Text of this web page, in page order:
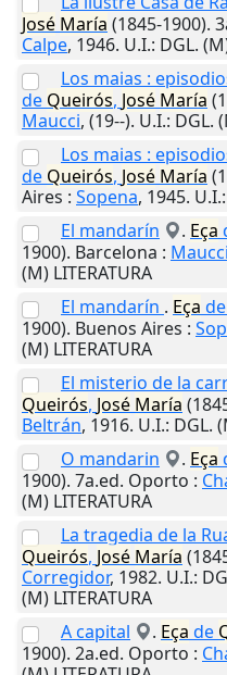
José María (1845-1900).
Calpe, 1946. U.I.: DGL.
Los maias :
de Queirós, José María
Maucci, (19--). U.I.: DGL.
Los maias :
de Queirós, José María
Aires : Sopena, 1945. U.I.
El mandarín
. Eça
1900). Barcelona : Maucci
(M) LITERATURA
El mandarín . Eça de
1900). Buenos Aires :
(M) LITERATURA
El misterio de la
Queirós, José María
Beltrán, 1916. U.I.: DGL.
O mandarin
. Eça
1900). 7a.ed. Oporto :
(M) LITERATURA
La tragedia de la
Queirós, José María
Corregidor, 1982. U.I.:
(M) LITERATURA
A capital
. Eça de
1900). 2a.ed. Oporto :